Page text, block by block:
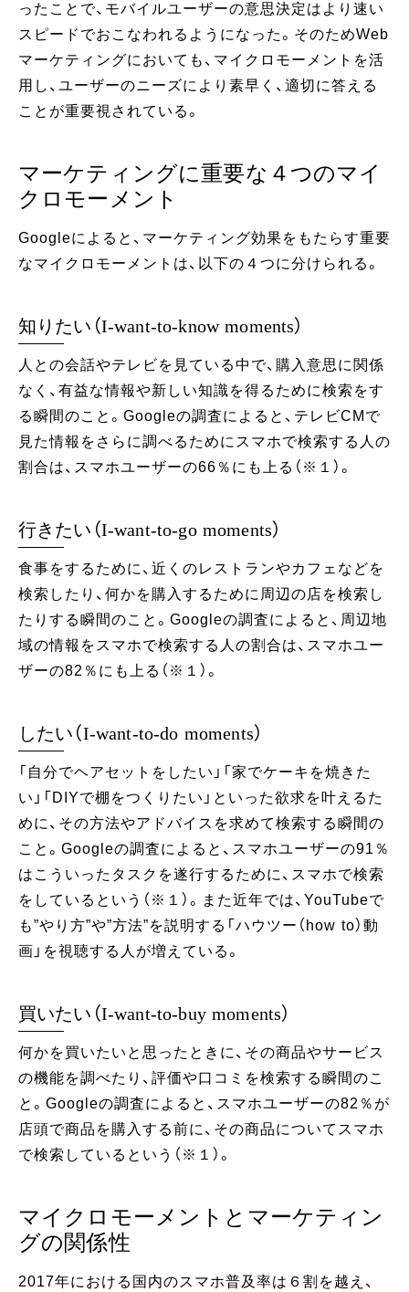
ったことで、モバイルユーザーの意思決定はより速い
スピードでおこなわれるようになった。そのためWeb
マーケティングにおいても、マイクロモーメントを活
用し、ユーザーのニーズにより素早く、適切に答える
ことが重要視されている。
マーケティングに重要な４つのマイ
クロモーメント
Googleによると、マーケティング効果をもたらす重要
なマイクロモーメントは、以下の４つに分けられる。
知りたい（I‐want‐to‐know moments）
人との会話やテレビを見ている中で、購入意思に関係
なく、有益な情報や新しい知識を得るために検索をす
る瞬間のこと。Googleの調査によると、テレビCMで
見た情報をさらに調べるためにスマホで検索する人の
割合は、スマホユーザーの66％にも上る（※１）。
行きたい（I‐want‐to‐go moments）
食事をするために、近くのレストランやカフェなどを
検索したり、何かを購入するために周辺の店を検索し
たりする瞬間のこと。Googleの調査によると、周辺地
域の情報をスマホで検索する人の割合は、スマホユー
ザーの82％にも上る（※１）。
したい（I‐want‐to‐do moments）
「自分でヘアセットをしたい」「家でケーキを焼きた
い」「DIYで棚をつくりたい」といった欲求を叶えるた
めに、その方法やアドバイスを求めて検索する瞬間の
こと。Googleの調査によると、スマホユーザーの91％
はこういったタスクを遂行するために、スマホで検索
をしているという（※１）。また近年では、YouTubeで
も”やり方”や”方法”を説明する「ハウツー（how to）動
画」を視聴する人が増えている。
買いたい（I‐want‐to‐buy moments）
何かを買いたいと思ったときに、その商品やサービス
の機能を調べたり、評価や口コミを検索する瞬間のこ
と。Googleの調査によると、スマホユーザーの82％が
店頭で商品を購入する前に、その商品についてスマホ
で検索しているという（※１）。
マイクロモーメントとマーケティン
グの関係性
2017年における国内のスマホ普及率は６割を越え、